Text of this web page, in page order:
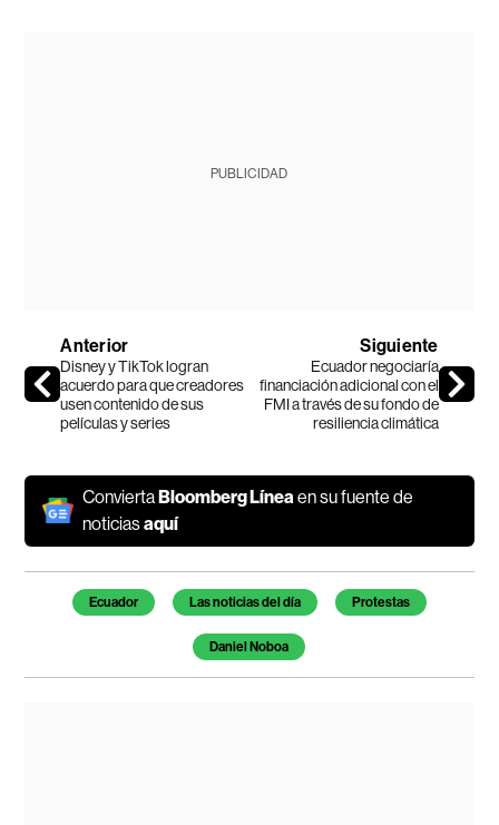
PUBLICIDAD
Anterior
Disney y TikTok logran
acuerdo para que creadores
usen contenido de sus
películas y series
Siguiente
Ecuador negociaría
financiación adicional con el
FMI a través de su fondo de
resiliencia climática
ConviertaBloomberg Línea en su fuente de
noticiasaquí
Temas de este artículo
Ecuador Las noticias del día Protestas
Daniel Noboa